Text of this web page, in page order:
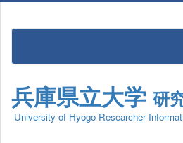
兵庫県立大学 研
University of Hyogo Researcher